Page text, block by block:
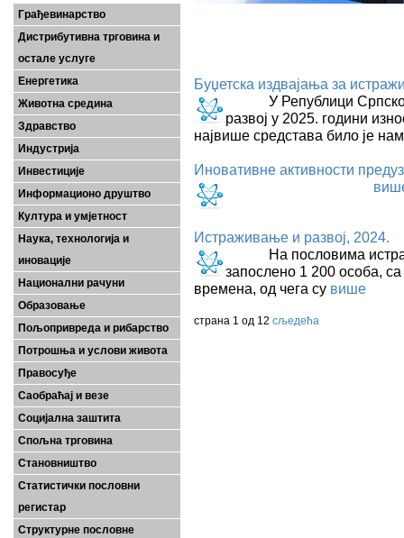
Грађевинарство
Дистрибутивна трговина и
остале услуге
Енергетика
Животна средина
Здравство
Индустрија
Инвестиције
Информационо друштво
Култура и умјетност
Наука, технологија и
иновације
Национални рачуни
Образовање
Пољопривреда и рибарство
Потрошња и услови живота
Правосуђе
Саобраћај и везе
Социјална заштита
Спољна трговина
Становништво
Статистички пословни
регистар
Структурне пословне
Буџетска издвајања за
У Републици Српској,
развој у 2025. години
највише средстава било је
Иновативне активности
Истраживање и развој, 2024.
На пословима
запослено 1 200 особа,
времена, од чега су више
страна 1 од 12 сљедећа